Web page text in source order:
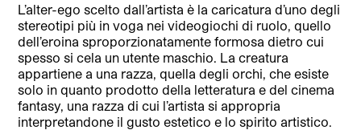
L’alter-ego scelto dall’artista è la caricatura d’uno degli
stereotipi più in voga nei videogiochi di ruolo, quello
dell’eroina sproporzionatamente formosa dietro cui
spesso si cela un utente maschio. La creatura
appartiene a una razza, quella degli orchi, che esiste
solo in quanto prodotto della letteratura e del cinema
fantasy, una razza di cui l’artista si appropria
interpretandone il gusto estetico e lo spirito artistico.